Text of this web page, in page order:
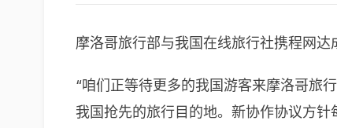
摩洛哥旅行部与我国在线旅行社携程网达
“咱们正等待更多的我国游客来摩洛哥旅
我国抢先的旅行目的地。新协作协议方针